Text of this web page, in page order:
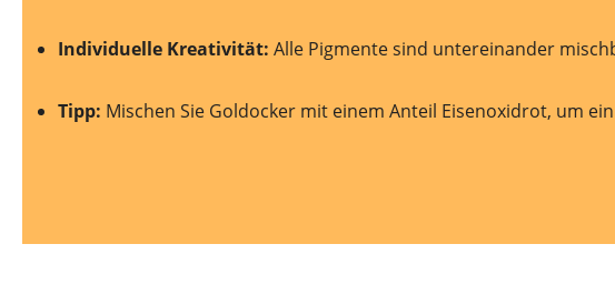
Individuelle Kreativität: Alle Pigmente sind untereinander
Tipp: Mischen Sie Goldocker mit einem Anteil Eisenoxidrot, um